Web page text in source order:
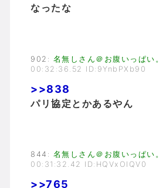
なったな
902 : 名無しさん＠お腹いっぱい。
00:32:36.52 ID:9YnbPXb90
>>838
パリ協定とかあるやん
844 : 名無しさん＠お腹いっぱい。
00:31:32.42 ID:HQVxOIQV0
>>765